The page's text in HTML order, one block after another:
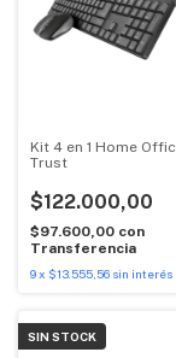
Kit 4 en 1 Home
Trust
$122.000,00
$97.600,00 con
Transferencia
9x $13.555,56 sin interés
SIN STOCK